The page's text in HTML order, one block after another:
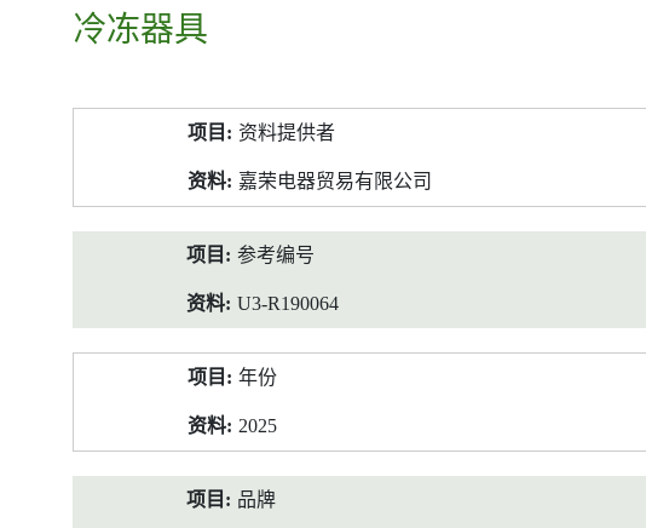
冷冻器具
料
资料提供者
嘉荣电器贸易有限公司
参考编号
U3-R190064
年份
2025
品牌